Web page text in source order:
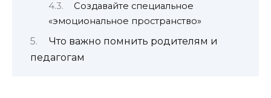
Создавайте специальное
«эмоциональное пространство»
Что важно помнить родителям и
педагогам